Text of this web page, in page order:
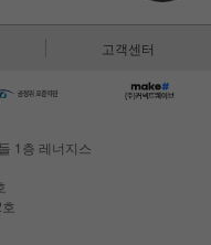
고객센터
1층 레너지스